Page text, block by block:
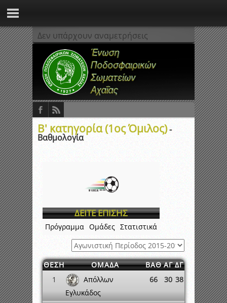
Δεν υπάρχουν αναμετρήσεις
Β' κατηγορία (1ος Όμιλος)-
Βαθμολογία
ΔΕΙΤΕ ΕΠΙΣΗΣ
Πρόγραμμα Ομάδες Στατιστικά
ΘΕΣΗ ΟΜΑΔΑ ΒΑΘ ΑΓ ΔΓ
1
Απόλλων
Εγλυκάδος
66 30 38